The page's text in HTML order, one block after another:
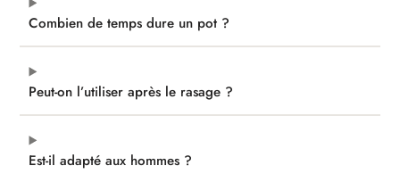
Combien de temps dure un pot ?
Peut-on l’utiliser après le rasage ?
Est-il adapté aux hommes ?